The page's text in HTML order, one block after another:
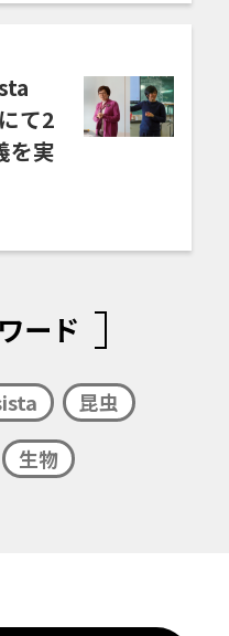
て2
を実
ード
昆虫
生物